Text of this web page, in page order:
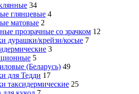
34
глянцевые 4
матовые 2
прозрачные со зрачком 12
дурашки/крейзи/косые 7
3
5
(Беларусь) 49
для Тедди 17
таксидермические 25